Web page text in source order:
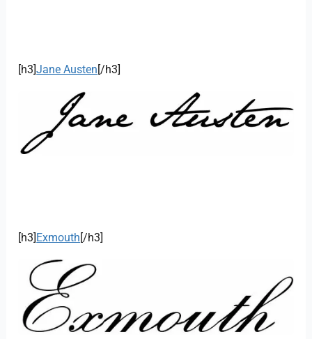
[h3]Jane Austen [/h3]
[h3]Exmouth[/h3]